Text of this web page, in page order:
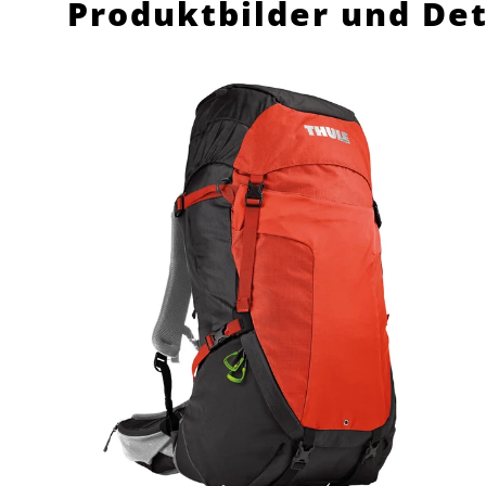
Produktbilder und